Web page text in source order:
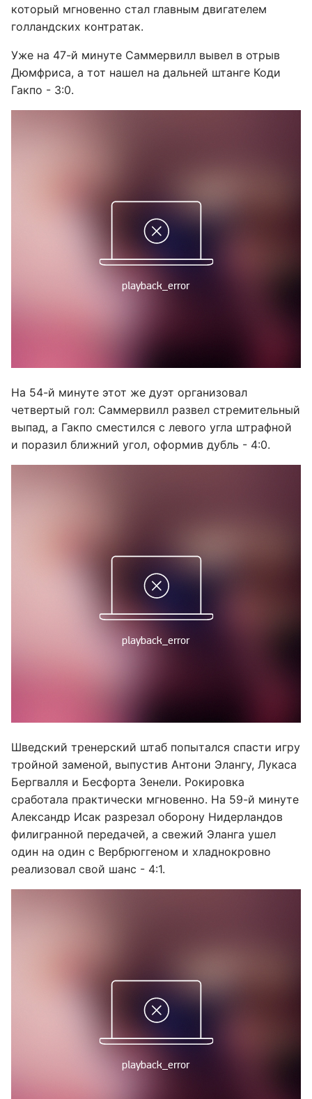
который мгновенно стал главным двигателем
голландских контратак.
Уже на 47-й минуте Саммервилл вывел в отрыв
Дюмфриса, а тот нашел на дальней штанге Коди
Гакпо - 3:0.
На 54-й минуте этот же дуэт организовал
четвертый гол: Саммервилл развел стремительный
выпад, а Гакпо сместился с левого угла штрафной
и поразил ближний угол, оформив дубль - 4:0.
Шведский тренерский штаб попытался спасти игру
тройной заменой, выпустив Антони Элангу, Лукаса
Бергвалля и Бесфорта Зенели. Рокировка
сработала практически мгновенно. На 59-й минуте
Александр Исак разрезал оборону Нидерландов
филигранной передачей, а свежий Эланга ушел
один на один с Вербрюггеном и хладнокровно
реализовал свой шанс - 4:1.